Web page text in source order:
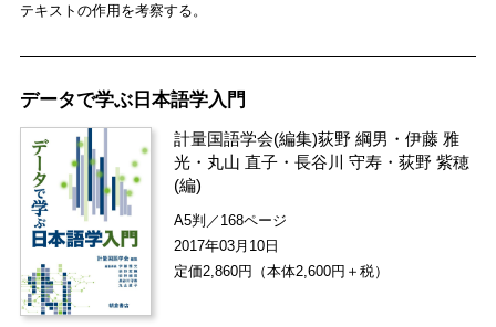
テキストの作用を考察する。
データで学ぶ日本語学入門
計量国語学会(編集)荻野 綱男 ・伊藤 雅
光 ・ 丸山 直子 ・長谷川 守寿 ・荻野 紫穂
(編)
A5判／168ページ
2017年03月10日
定価2,860円（本体2,600円＋税）